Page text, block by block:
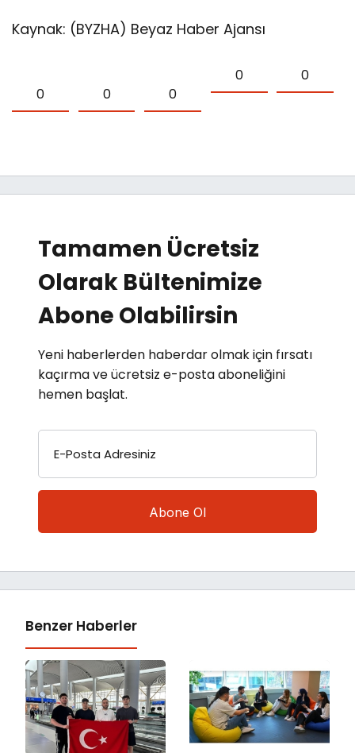
Kaynak: (BYZHA) Beyaz Haber Ajansı
0 0 0
0 0
Tamamen Ücretsiz
Olarak Bültenimize
Abone Olabilirsin
Yeni haberlerden haberdar olmak için fırsatı
kaçırma ve ücretsiz e-posta aboneliğini
hemen başlat.
E-Posta Adresiniz
Benzer Haberler